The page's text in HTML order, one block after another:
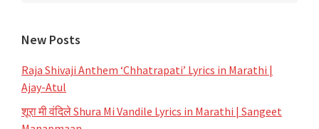
New Posts
Raja Shivaji Anthem ‘Chhatrapati’ Lyrics in Marathi |
Ajay-Atul
शूरा मी वंदिले Shura Mi Vandile Lyrics in Marathi | Sangeet